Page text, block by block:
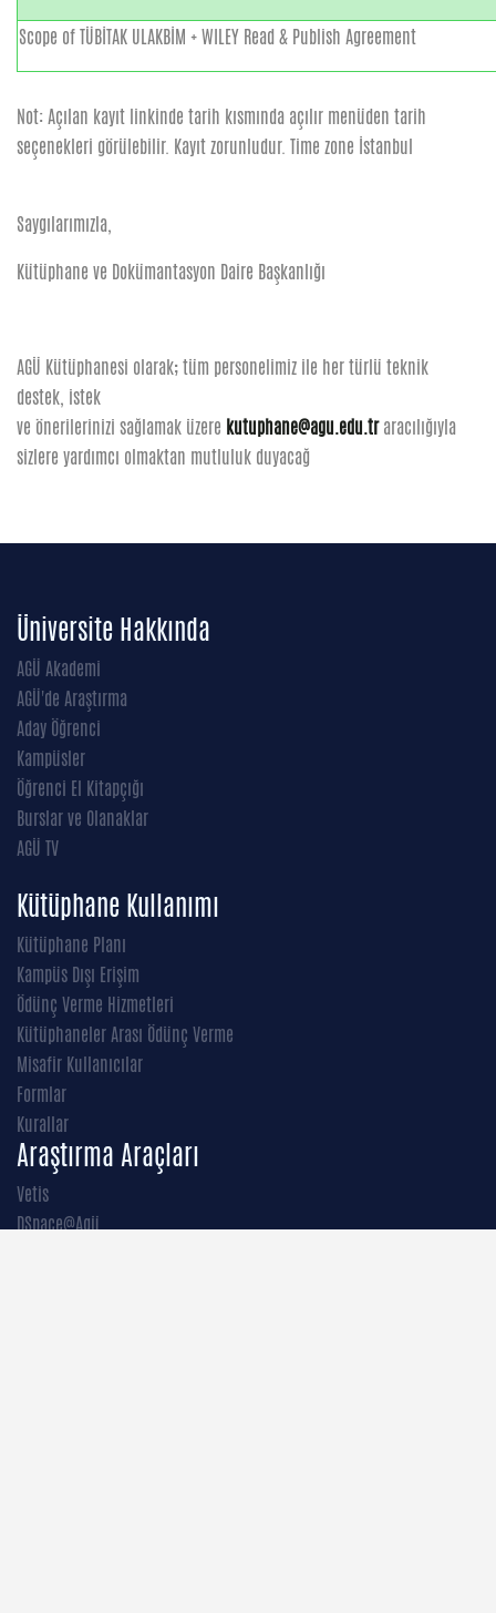
Scope of TÜBİTAK ULAKBİM + WILEY Read & Publish Agreement
Not: Açılan kayıt linkinde tarih kısmında açılır menüden tarih
seçenekleri görülebilir. Kayıt zorunludur. Time zone İstanbul
Saygılarımızla,
Kütüphane ve Dokümantasyon Daire Başkanlığı
AGÜ Kütüphanesi olarak; tüm personelimiz ile her türlü teknik
destek, istek
ve önerilerinizi sağlamak üzere kutuphane@agu.edu.traracılığıyla
sizlere yardımcı olmaktan mutluluk duyacağ
Üniversite Hakkında
AGÜ Akademi
AGÜ'de Araştırma
Aday Öğrenci
Kampüsler
Öğrenci El Kitapçığı
Burslar ve Olanaklar
AGÜ TV
Kütüphane Kullanımı
Kütüphane Planı
Kampüs Dışı Erişim
Ödünç Verme Hizmetleri
Kütüphaneler Arası Ödünç Verme
Misafir Kullanıcılar
Formlar
Kurallar
Araştırma Araçları
Vetis
DSpace@Agü